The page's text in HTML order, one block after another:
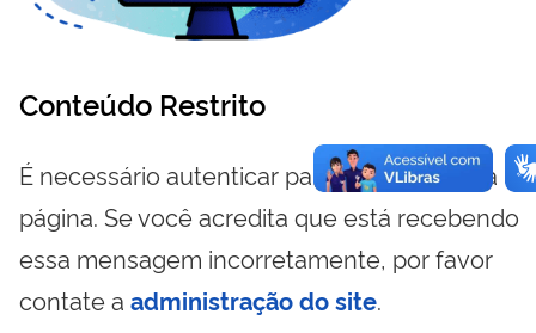
Conteúdo Restrito
É necessário autenticar para visualizar essa
página. Se você acredita que está recebendo
essa mensagem incorretamente, por favor
contate a administração do site.